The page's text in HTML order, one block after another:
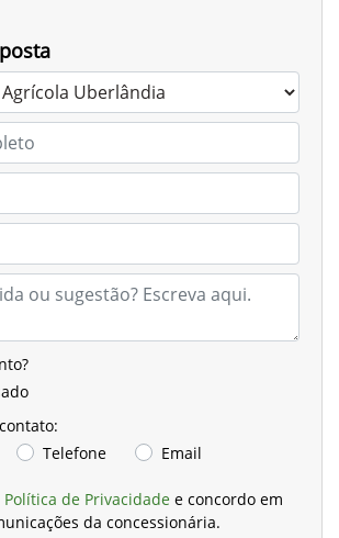
Telefone Email
Política de Privacidade e concordo em
da concessionária.